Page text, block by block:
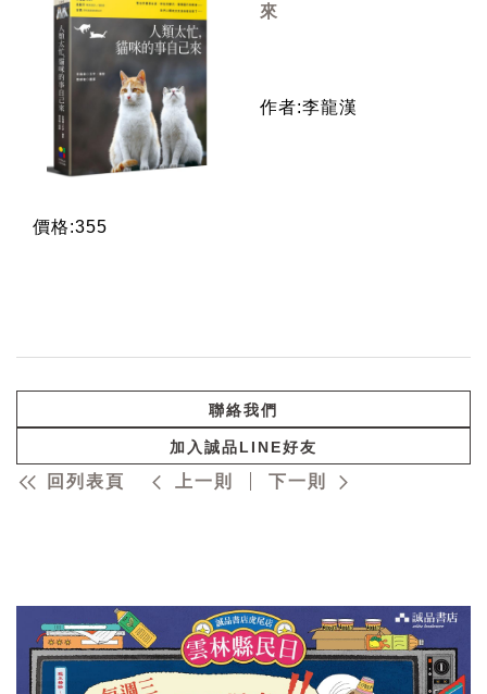
來
作者:李龍漢
價格:355
聯絡我們
加入誠品LINE好友
回列表頁 上一則 下一則